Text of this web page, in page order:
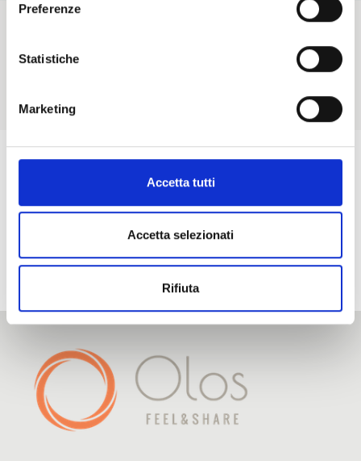
Preferenze
Statistiche
Marketing
Accetta tutti
Accetta selezionati
Rifiuta
Email